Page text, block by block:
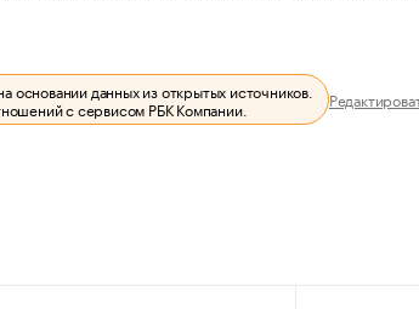
данных из открытых источников.
с сервисом РБК Компании.